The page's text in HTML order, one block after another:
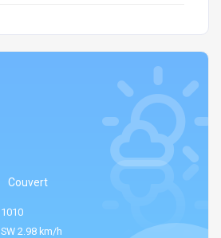
Couvert
1010
SW 2.98 km/h